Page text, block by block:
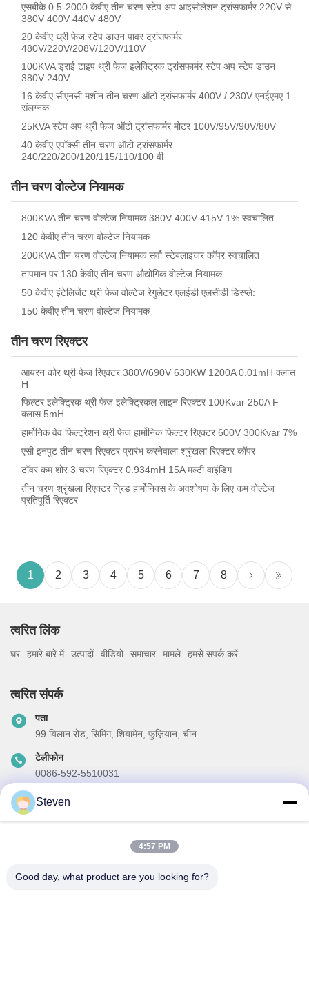
एसबीके 0.5-2000 केवीए तीन चरण स्टेप अप आइसोलेशन ट्रांसफार्मर 220V से
380V 400V 440V 480V
20 केवीए थ्री फेज स्टेप डाउन पावर ट्रांसफार्मर
480V/220V/208V/120V/110V
100KVA ड्राई टाइप थ्री फेज इलेक्ट्रिक ट्रांसफार्मर स्टेप अप स्टेप डाउन
380V 240V
16 केवीए सीएनसी मशीन तीन चरण ऑटो ट्रांसफार्मर 400V / 230V एनईएमए 1
संलग्नक
25KVA स्टेप अप थ्री फेज ऑटो ट्रांसफार्मर मोटर 100V/95V/90V/80V
40 केवीए एपॉक्सी तीन चरण ऑटो ट्रांसफार्मर
240/220/200/120/115/110/100 वी
तीन चरण वोल्टेज नियामक
800KVA तीन चरण वोल्टेज नियामक 380V 400V 415V 1% स्वचालित
120 केवीए तीन चरण वोल्टेज नियामक
200KVA तीन चरण वोल्टेज नियामक सर्वो स्टेबलाइजर कॉपर स्वचालित
तापमान पर 130 केवीए तीन चरण औद्योगिक वोल्टेज नियामक
50 केवीए इंटेलिजेंट थ्री फेज वोल्टेज रेगुलेटर एलईडी एलसीडी डिस्प्ले:
150 केवीए तीन चरण वोल्टेज नियामक
तीन चरण रिएक्टर
आयरन कोर थ्री फेज रिएक्टर 380V/690V 630KW 1200A 0.01mH क्लास
H
फिल्टर इलेक्ट्रिक थ्री फेज इलेक्ट्रिकल लाइन रिएक्टर 100Kvar 250A F
क्लास 5mH
हार्मोनिक वेव फिल्ट्रेशन थ्री फेज हार्मोनिक फिल्टर रिएक्टर 600V 300Kvar 7%
एसी इनपुट तीन चरण रिएक्टर प्रारंभ करनेवाला श्रृंखला रिएक्टर कॉपर
टॉवर कम शोर 3 चरण रिएक्टर 0.934mH 15A मल्टी वाइंडिंग
तीन चरण श्रृंखला रिएक्टर ग्रिड हार्मोनिक्स के अवशोषण के लिए कम वोल्टेज
प्रतिपूर्ति रिएक्टर
1 2 3 4 5 6 7 8
त्वरित लिंक
घर हमारे बारे में उत्पादों वीडियो समाचार मामले हमसे संपर्क करें
त्वरित संपर्क
पता
99 यिलान रोड, सिमिंग, शियामेन, फ़ुज़ियान, चीन
टेलीफोन
0086-592-5510031
ईमेल
हमारा समाचार पत्र
Steven
4:57 PM
Good day, what product are you looking for?